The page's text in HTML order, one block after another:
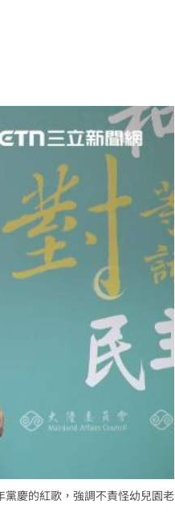
慶的紅歌，強調不責怪幼兒園老